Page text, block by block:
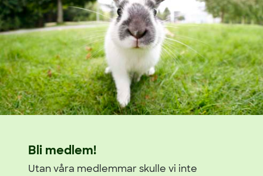
Bli medlem!
Utan våra medlemmar skulle vi inte